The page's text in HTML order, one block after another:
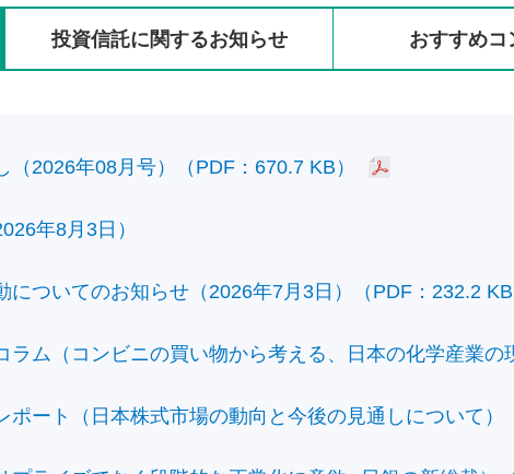
投資信託に関するお知らせ おすすめコ
（2026年08月号）（PDF：670.7 KB）
年8月3日）
についてのお知らせ（2026年7月3日）（PDF：232.2 KB
ラム（コンビニの買い物から考える、日本の化学産業の
ポート（日本株式市場の動向と今後の見通しについて）